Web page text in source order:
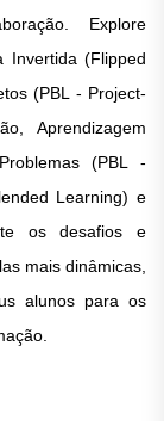
Explore
Invertida (Flipped
(PBL - Project-
Aprendizagem
(PBL -
Learning) e
os desafios e
mais dinâmicas,
alunos para os